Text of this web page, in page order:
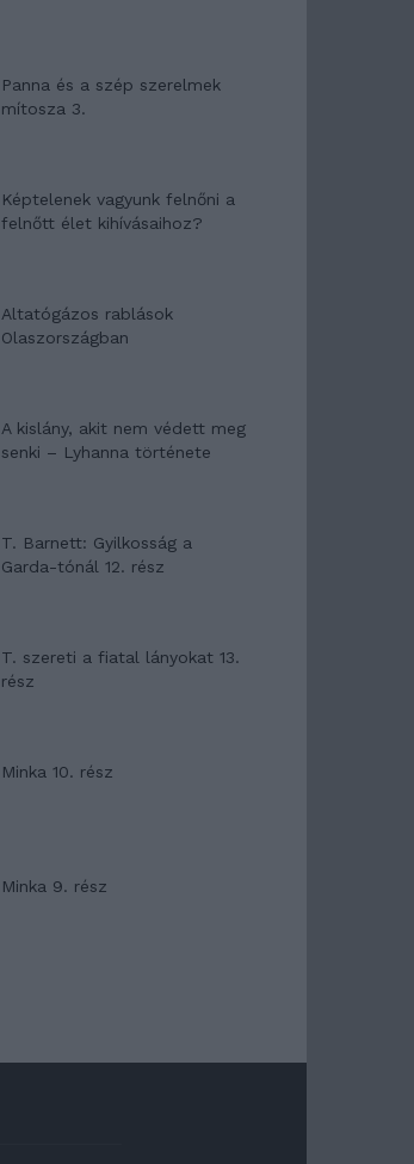
Panna és a szép szerelmek
mítosza 3.
Képtelenek vagyunk felnőni a
felnőtt élet kihívásaihoz?
Altatógázos rablások
Olaszországban
A kislány, akit nem védett meg
senki – Lyhanna története
T. Barnett: Gyilkosság a
Garda-tónál 12. rész
T. szereti a fiatal lányokat 13.
rész
Minka 10. rész
Minka 9. rész